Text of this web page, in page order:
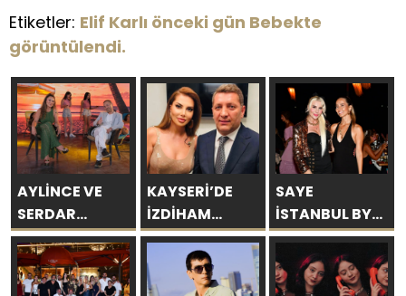
Etiketler: Elif Karlı önceki gün Bebekte
görüntülendi.
AYLİNCE VE
SERDAR
ORTAÇ’TAN
YAZA
“ROMANTİK
KAYSERİ’DE
İZDİHAM
DEĞİL, REKOR
VARDI! 195 BİN
KİŞİ
SAYE
İSTANBUL BY
ARAKİ
GÖRKEMLİ BİR
AÇILIŞLA